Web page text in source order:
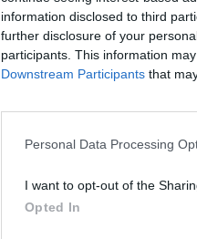
information disclosed to third
further disclosure of your
participants. This information
Downstream Participants that
Personal Data Processing
I want to opt-out of the
Opted In